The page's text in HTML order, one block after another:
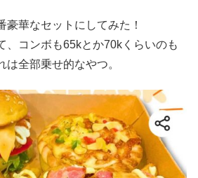
豪華なセットにしてみた！
、コンボも65kとか70kくらいのも
全部乗せ的なやつ。